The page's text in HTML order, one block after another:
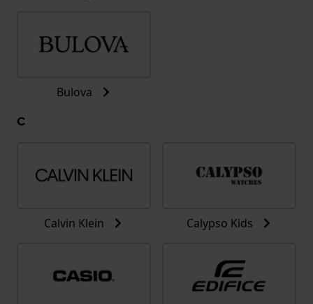
Bulova
C
Calvin Klein Calypso Kids